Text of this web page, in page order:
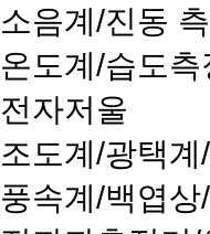
소음계/진동
온도계/습도측
전자저울
조도계/광택
풍속계/백엽